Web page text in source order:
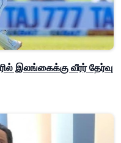
இலங்கைக்கு வீரர் தேர்வு